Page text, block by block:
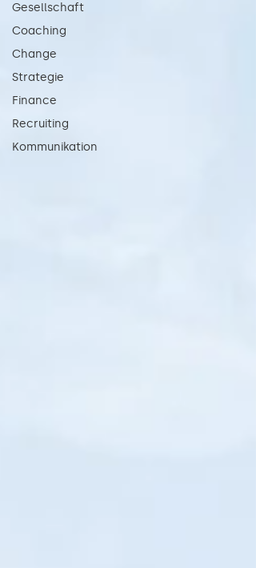
Gesellschaft
Coaching
Change
Strategie
Finance
Recruiting
Kommunikation